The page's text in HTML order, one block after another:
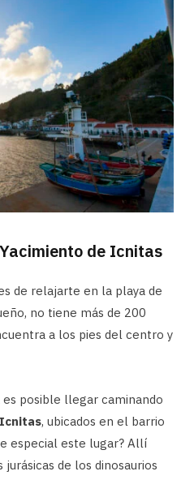
de Icnitas
de relajarte en la playa de
no tiene más de 200
a los pies del centro y
posible llegar caminando
, ubicados en el barrio
especial este lugar? Allí
de los dinosaurios